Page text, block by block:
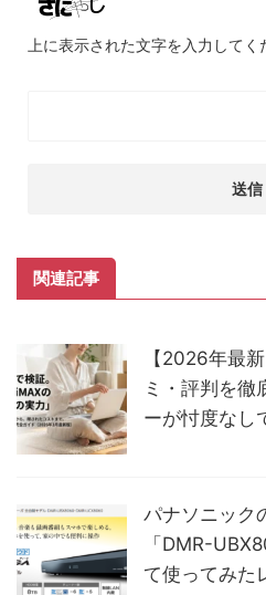
上に表示された文字を入力してく
関連記事
【2026年最
ミ・評判を徹
ーが忖度なし
パナソニック
「DMR-
て使ってみた